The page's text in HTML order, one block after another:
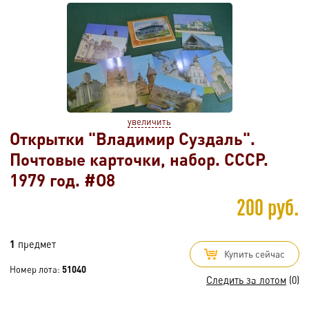
увеличить
Открытки "Владимир Суздаль".
Почтовые карточки, набор. СССР.
1979 год. #O8
200 руб.
1 предмет
Номер лота: 51040
Купить сейчас
Следить за лотом (0)